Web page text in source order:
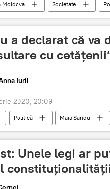
Moldova Societate
a declarat că va
cu
Iurii
2020, 20:09
Politică Maia Sandu
Unele legi ar